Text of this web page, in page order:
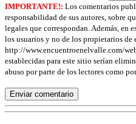
IMPORTANTE!: Los comentarios
responsabilidad de sus autores, sobre
legales que correspondan. Además, en
los usuarios y no de los propietarios de
http://www.encuentroenelvalle.com/
establecidas para este sitio serían
abuso por parte de los lectores como
Enviar comentario